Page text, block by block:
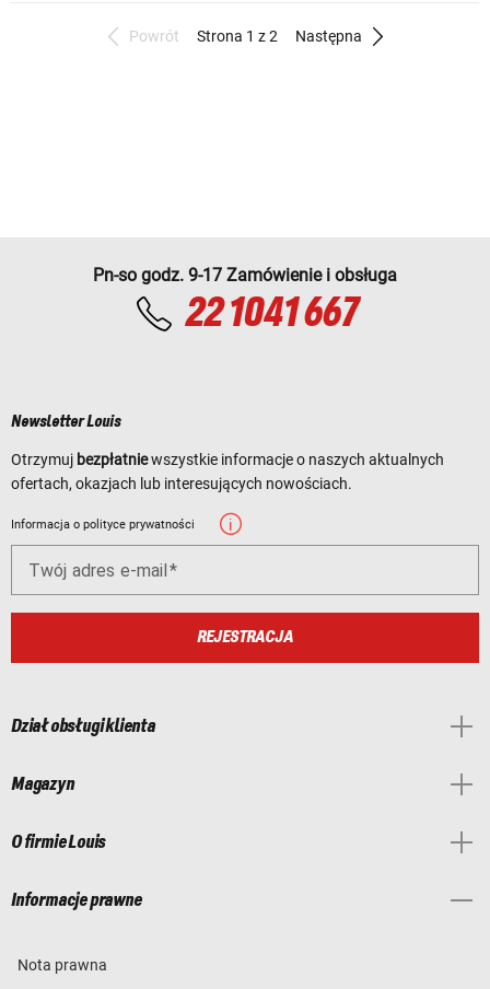
Powrót Strona 1 z 2 Następna
Pn-so godz. 9-17 Zamówienie i obsługa
22 1041 667
Newsletter Louis
Otrzymuj bezpłatniewszystkie informacje o naszych aktualnych
ofertach, okazjach lub interesujących nowościach.
Informacja o polityce prywatności
Twój adres e-mail
REJESTRACJA
Dział obsługi klienta
Magazyn
O firmie Louis
Informacje prawne
Nota prawna